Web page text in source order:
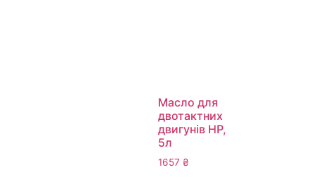
Масло для
двотактних
двигунів HP,
5л
1657 ₴